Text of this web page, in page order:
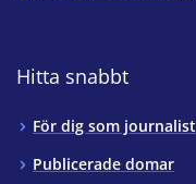
Hitta snabbt
För dig som journalist
Publicerade domar